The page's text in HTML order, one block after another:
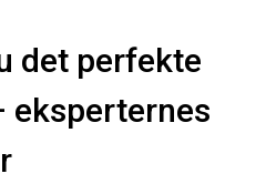
det perfekte
eksperternes